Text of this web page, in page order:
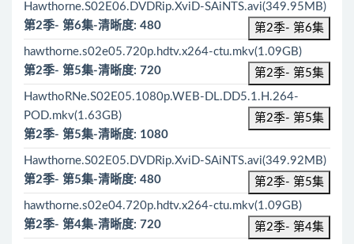
Hawthorne.S02E06.DVDRip.XviD-SAiNTS.avi(349.95MB)
第2季- 第6集
第2季- 第6集-清晰度: 480
hawthorne.s02e05.720p.hdtv.x264-ctu.mkv(1.09GB)
第2季- 第5集
第2季- 第5集-清晰度: 720
HawthoRNe.S02E05.1080p.WEB-DL.DD5.1.H.264-
POD.mkv(1.63GB)
第2季- 第5集
第2季- 第5集-清晰度: 1080
Hawthorne.S02E05.DVDRip.XviD-SAiNTS.avi(349.92MB)
第2季- 第5集
第2季- 第5集-清晰度: 480
hawthorne.s02e04.720p.hdtv.x264-ctu.mkv(1.09GB)
第2季- 第4集
第2季- 第4集-清晰度: 720